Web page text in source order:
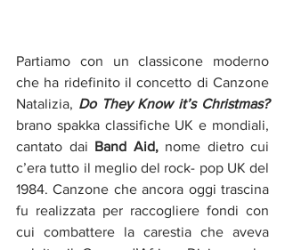
Partiamo con un classicone moderno
che ha ridefinito il concetto di Canzone
Natalizia,
Do They Know it’s Christmas?
brano spakka classifiche UK e mondiali,
cantato dai Band Aid, nome dietro cui
c’era tutto il meglio del rock- pop UK del
1984. Canzone che ancora oggi trascina
fu realizzata per raccogliere fondi con
cui combattere la carestia che aveva